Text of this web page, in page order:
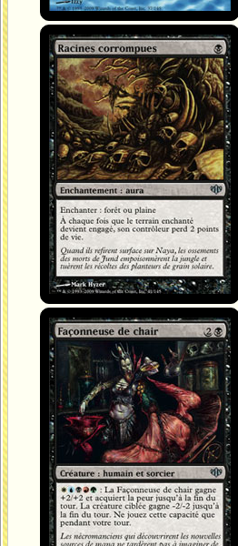
Racines corrompues
Façonneuse de chair